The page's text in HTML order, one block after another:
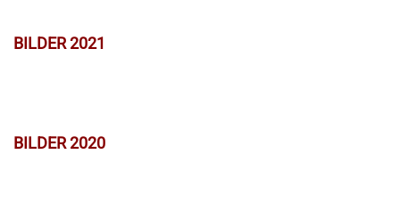
BILDER 2021
BILDER 2020